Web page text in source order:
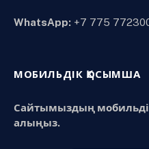
WhatsApp: +7 775
МОБИЛЬДІК ҚОСЫМША
Сайтымыздың
алыңыз.